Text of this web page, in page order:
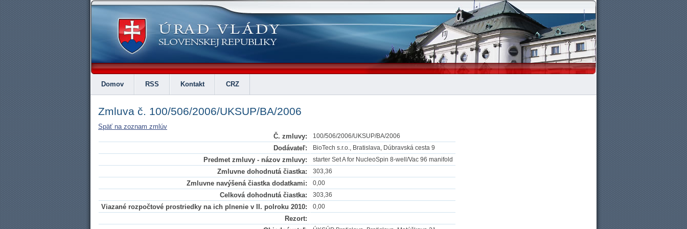
Domov RSS Kontakt CRZ
Zmluva č. 100/506/2006/UKSUP/BA/2006
Späť na zoznam zmlúv
Č. zmluvy:
100/506/2006/UKSUP/BA/2006
Dodávateľ: BioTech s.r.o., Bratislava, Dúbravská cesta 9
Predmet zmluvy - názov zmluvy: starter Set A for NucleoSpin 8-well/Vac 96 manifold
Zmluvne dohodnutá čiastka: 303,36
Zmluvne navýšená čiastka dodatkami: 0,00
Celková dohodnutá čiastka: 303,36
Viazané rozpočtové prostriedky na ich plnenie v II. polroku 2010: 0,00
Rezort: